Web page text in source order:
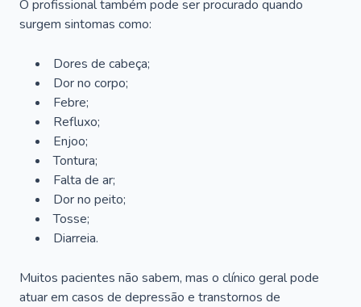
O profissional também pode ser procurado quando
surgem sintomas como:
Dores de cabeça;
Dor no corpo;
Febre;
Refluxo;
Enjoo;
Tontura;
Falta de ar;
Dor no peito;
Tosse;
Diarreia.
Muitos pacientes não sabem, mas o clínico geral pode
atuar em casos de depressão e transtornos de